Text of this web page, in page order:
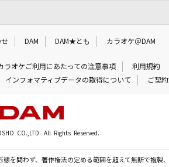
せ DAM DAM★とも カラオケ＠DAM
ラオケご利用にあたっての注意事項
利用規約
インフォマティブデータの取得について ご契
CO.,LTD. All Rights Reserved.
を問わず、著作権法の定める範囲を超えて無断で複製